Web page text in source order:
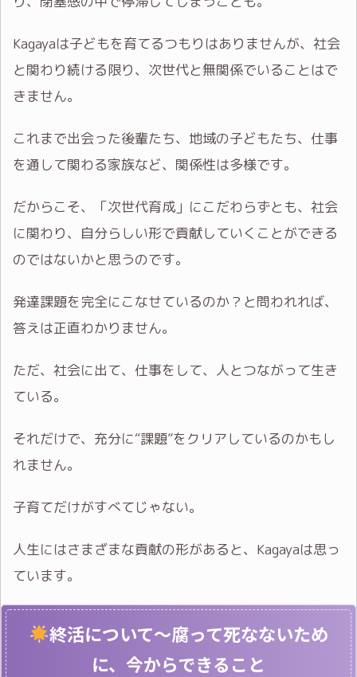
Kagayaは子どもを育てるつもりはありませんが、社会
と関わり続ける限り、次世代と無関係でいることはで
きません。
これまで出会った後輩たち、地域の子どもたち、仕事
を通して関わる家族など、関係性は多様です。
だからこそ、「次世代育成」にこだわらずとも、社会
に関わり、自分らしい形で貢献していくことができる
のではないかと思うのです。
発達課題を完全にこなせているのか？と問われれば、
答えは正直わかりません。
ただ、社会に出て、仕事をして、人とつながって生き
ている。
それだけで、充分に“課題”をクリアしているのかもし
れません。
子育てだけがすべてじゃない。
人生にはさまざまな貢献の形があると、Kagayaは思っ
ています。
終活について〜腐って死なないため
に、今からできること